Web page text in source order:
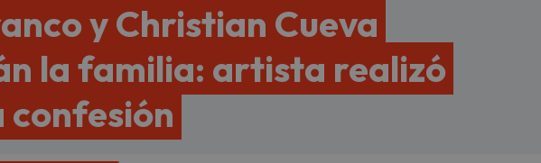
y Christian Cueva
la familia: artista realizó
confesión